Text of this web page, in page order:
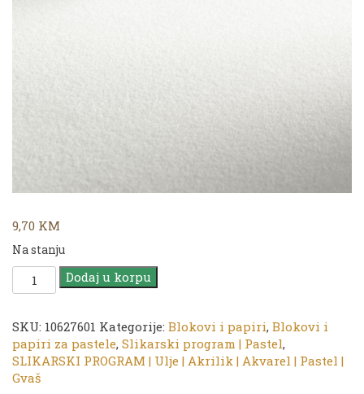
9,70 KM
Na stanju
Hahnemühle
Papir
pastele
VELUR
|
Bijeli
Dodaj u korpu
SKU: 10627601 Kategorije: Blokovi i papiri, Blokovi i
papiri za pastele, Slikarski program | Pastel,
SLIKARSKI PROGRAM | Ulje | Akrilik | Akvarel | Pastel |
Gvaš